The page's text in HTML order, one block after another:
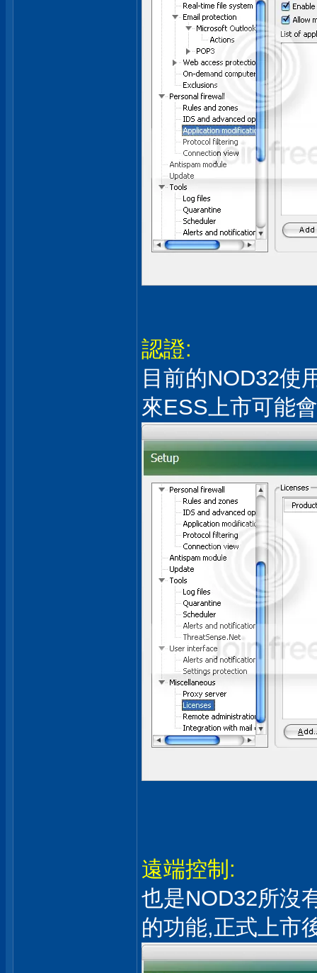
認證:
目前的NOD32使
來ESS上市可能
遠端控制:
也是NOD32所沒
的功能,正式上市